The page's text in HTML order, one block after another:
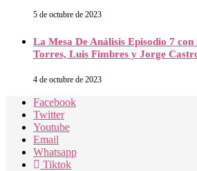
5 de octubre de 2023
La Mesa De Análisis Episodio 7
Torres, Luis Fimbres y Jorge
4 de octubre de 2023
Facebook
Twitter
Youtube
Email
Whatsapp
Tiktok